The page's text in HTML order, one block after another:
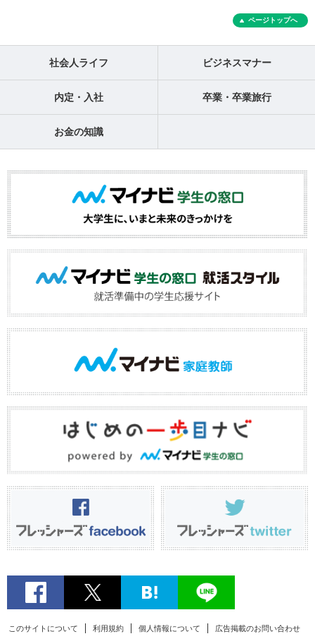
ページトップへ
社会人ライフ ビジネスマナー
内定・入社 卒業・卒業旅行
お金の知識
このサイトについて 利用規約 個人情報について 広告掲載のお問い合わせ